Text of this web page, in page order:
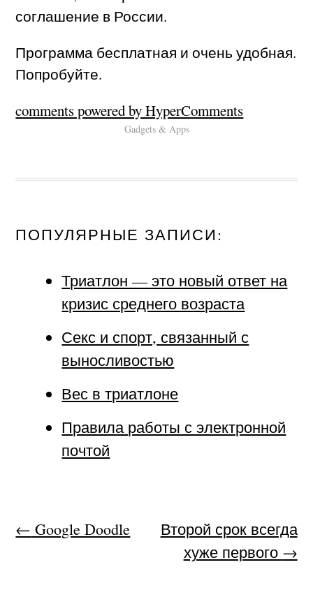
соглашение в России.
Программа бесплатная и очень удобная.
Попробуйте.
comments powered by HyperComments
Gadgets & Apps
ПОПУЛЯРНЫЕ ЗАПИСИ:
Триатлон — это новый ответ на
кризис среднего возраста
Секс и спорт, связанный с
выносливостью
Вес в триатлоне
Правила работы с электронной
почтой
← Google Doodle
Второй срок всегда
хуже первого →